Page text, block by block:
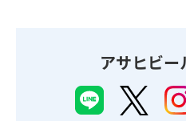
アサヒビー